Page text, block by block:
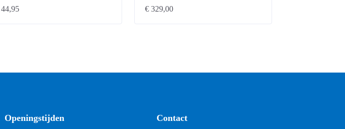
44,95
€ 329,00
Openingstijden Contact